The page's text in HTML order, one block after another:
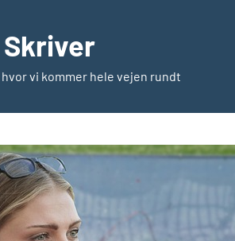
hvor vi kommer hele vejen rundt